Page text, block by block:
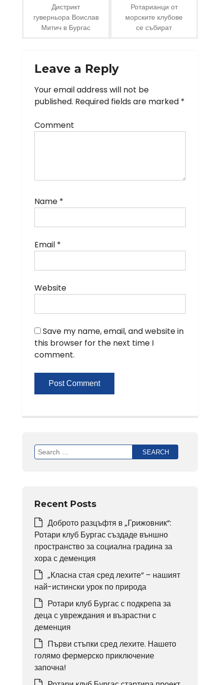
Post
navigation
Дистрикт
гуверньора Воислав
Митич в Бургас
Ротарианци от
морските клубове
се събират
Leave a Reply
Your email address will not be
published. Required fields are marked *
Comment
Name *
Email *
Website
Save my name, email, and website in
this browser for the next time I
comment.
Search
for:
Recent Posts
Доброто разцъфтя в „Грижовник“:
Ротари клуб Бургас създаде външно
пространство за социална градина за
хора с деменция
„Класна стая сред лехите“ – нашият
най-истински урок по природа
Ротари клуб Бургас с подкрепа за
деца с увреждания и възрастни с
деменция
Първи стъпки сред лехите. Нашето
голямо фермерско приключение
започна!